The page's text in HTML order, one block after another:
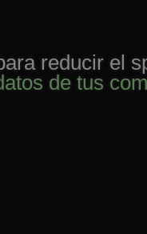
reducir el
de tus